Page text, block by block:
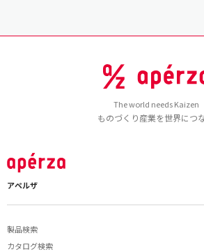
The world needs Kaizen
ものづくり産業を世界につ
アペルザ
製品検索
カタログ検索